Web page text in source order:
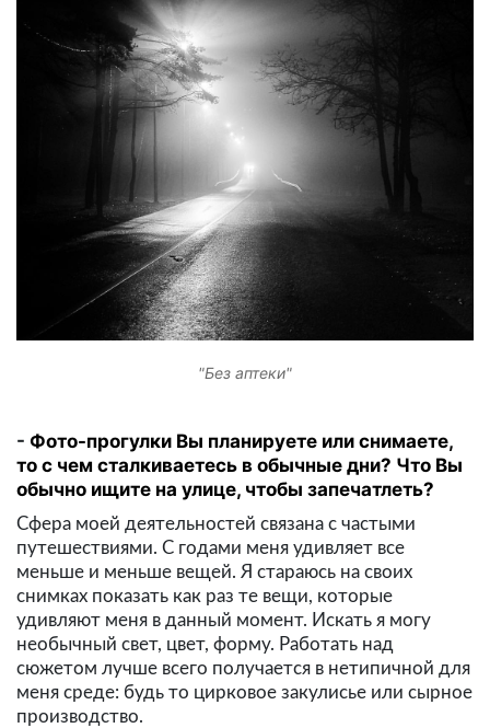
"Без аптеки"
Фото-прогулки Вы планируете или снимаете,
то с чем сталкиваетесь в обычные дни? Что Вы
обычно ищите на улице, чтобы запечатлеть?
Сфера моей деятельностей связана с частыми
путешествиями. С годами меня удивляет все
меньше и меньше вещей. Я стараюсь на своих
снимках показать как раз те вещи, которые
удивляют меня в данный момент. Искать я могу
необычный свет, цвет, форму. Работать над
сюжетом лучше всего получается в нетипичной для
меня среде: будь то цирковое закулисье или сырное
производство.